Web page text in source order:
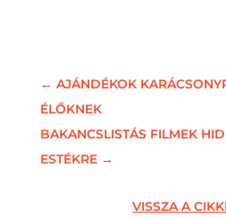
← AJÁNDÉKOK
ÉLŐKNEK
BAKANCSLISTÁS FILMEK
ESTÉKRE→
VISSZA A